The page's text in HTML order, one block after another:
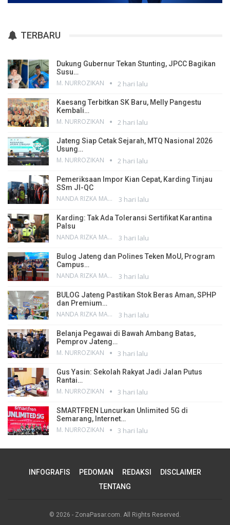
TERBARU
Dukung Gubernur Tekan Stunting, JPCC Bagikan
Susu…
M. NURROZIKAN 2 hari lalu
Kaesang Terbitkan SK Baru, Melly Pangestu
Kembali…
M. NURROZIKAN 2 hari lalu
Jateng Siap Cetak Sejarah, MTQ Nasional 2026
Usung…
M. NURROZIKAN 2 hari lalu
Pemeriksaan Impor Kian Cepat, Karding Tinjau
SSm JI-QC
NANDA RIZKA MAHENDRA 3 hari lalu
Karding: Tak Ada Toleransi Sertifikat Karantina
Palsu
NANDA RIZKA MAHENDRA 3 hari lalu
Bulog Jateng dan Polines Teken MoU, Program
Campus…
NANDA RIZKA MAHENDRA 3 hari lalu
BULOG Jateng Pastikan Stok Beras Aman, SPHP
dan Premium…
NANDA RIZKA MAHENDRA 3 hari lalu
Belanja Pegawai di Bawah Ambang Batas,
Pemprov Jateng…
M. NURROZIKAN 3 hari lalu
Gus Yasin: Sekolah Rakyat Jadi Jalan Putus
Rantai…
M. NURROZIKAN 3 hari lalu
SMARTFREN Luncurkan Unlimited 5G di
Semarang, Internet…
M. NURROZIKAN 3 hari lalu
INFOGRAFIS PEDOMAN REDAKSI
DISCLAIMER
TENTANG
© 2026 - ZonaPasar.com. All Rights Reserved.